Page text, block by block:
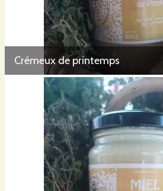
Crémeux de printemps